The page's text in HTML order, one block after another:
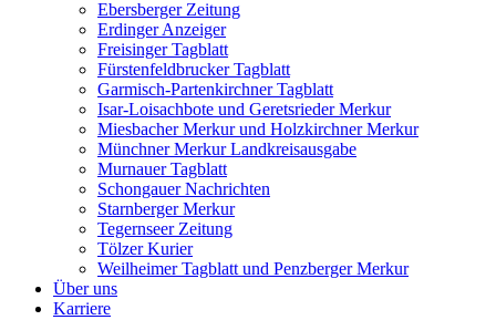
Ebersberger Zeitung
Erdinger Anzeiger
Freisinger Tagblatt
Fürstenfeldbrucker Tagblatt
Garmisch-Partenkirchner Tagblatt
Isar-Loisachbote und Geretsrieder Merkur
Miesbacher Merkur und Holzkirchner Merkur
Münchner Merkur Landkreisausgabe
Murnauer Tagblatt
Schongauer Nachrichten
Starnberger Merkur
Tegernseer Zeitung
Tölzer Kurier
Weilheimer Tagblatt und Penzberger Merkur
Über uns
Karriere